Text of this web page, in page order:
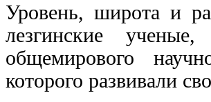
Уровень, широта и
лезгинские
общемирового
которого развивали